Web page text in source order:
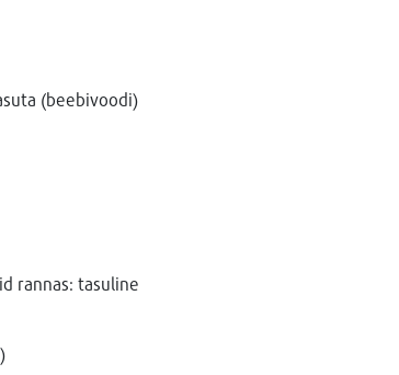
(beebivoodi)
rannas: tasuline